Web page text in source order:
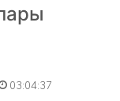
03:04:37